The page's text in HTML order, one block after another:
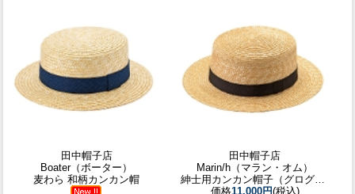
田中帽子店
Boater（ボーター）
麦わら 和柄カンカン帽
田中帽子店
Marin/h（マラン・オム）
紳士用カンカン帽子（グログランブラック）／58.5cm 61cm
価格11,000円(税込)